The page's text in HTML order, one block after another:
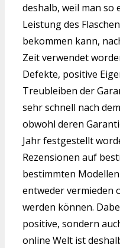
deshalb, weil man so
Leistung des
bekommen kann,
Zeit verwendet
Defekte, positive
Treubleiben der
sehr schnell nach
obwohl deren
Jahr festgestellt
Rezensionen auf
bestimmten
entweder vermieden
werden können.
positive, sondern
online Welt ist